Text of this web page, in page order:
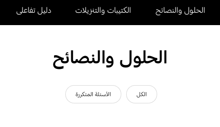
الحلول والنصائح الكتيبات والتنزيلات دليل تفاعلى
الحلول والنصائح
الكل الأسئلة المتكررة